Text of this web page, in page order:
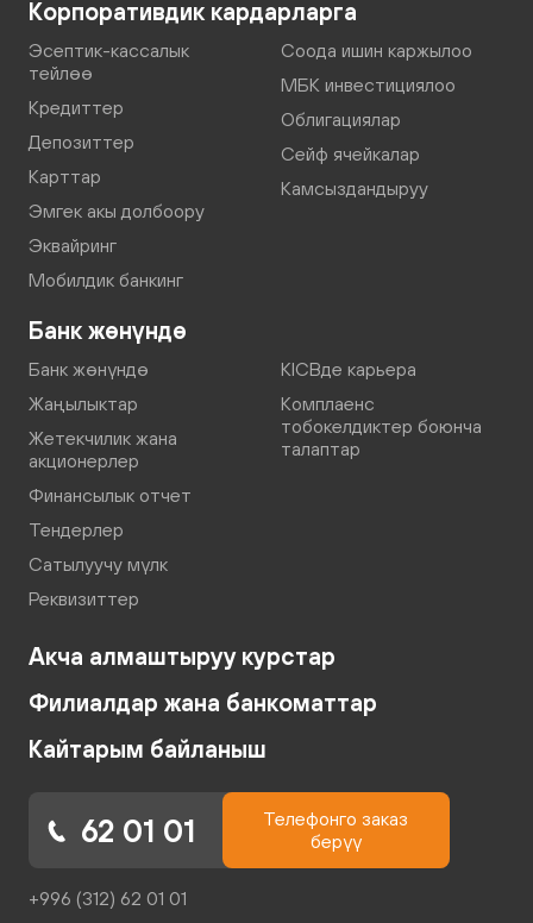
Корпоративдик кардарларга
Эсептик-кассалык
тейлөө
Кредиттер
Депозиттер
Карттар
Эмгек акы долбоору
Эквайринг
Мобилдик банкинг
Соода ишин каржылоо
МБК инвестициялоо
Облигациялар
Сейф ячейкалар
Камсыздандыруу
Банк жөнүндө
Банк жөнүндө
Жаңылыктар
Жетекчилик жана
акционерлер
Финансылык отчет
Тендерлер
Сатылуучу мүлк
Реквизиттер
KICBде карьера
Комплаенс
тобокелдиктер боюнча
талаптар
Акча алмаштыруу курстар
Филиалдар жана банкоматтар
Кайтарым байланыш
62 01 01
Телефонго заказ
берүү
+996 (312) 62 01 01